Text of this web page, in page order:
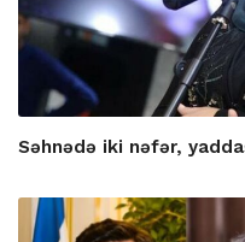
Səhnədə iki nəfər,